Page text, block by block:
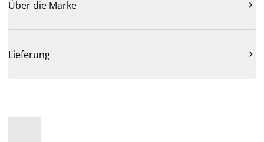
Über die Marke 
Lieferung 